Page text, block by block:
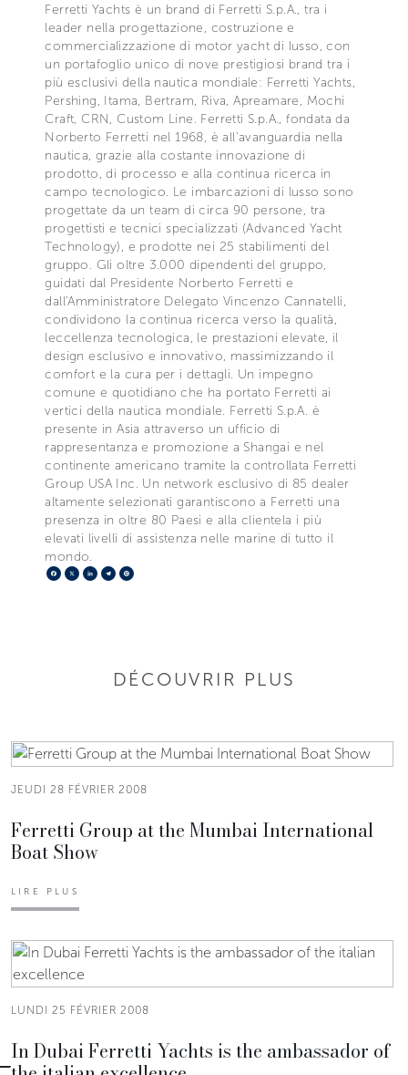
Ferretti Yachts è un brand di Ferretti S.p.A., tra i
leader nella progettazione, costruzione e
commercializzazione di motor yacht di lusso, con
un portafoglio unico di nove prestigiosi brand tra i
più esclusivi della nautica mondiale: Ferretti Yachts,
Pershing, Itama, Bertram, Riva, Apreamare, Mochi
Craft, CRN, Custom Line. Ferretti S.p.A., fondata da
Norberto Ferretti nel 1968, è all'avanguardia nella
nautica, grazie alla costante innovazione di
prodotto, di processo e alla continua ricerca in
campo tecnologico. Le imbarcazioni di lusso sono
progettate da un team di circa 90 persone, tra
progettisti e tecnici specializzati (Advanced Yacht
Technology), e prodotte nei 25 stabilimenti del
gruppo. Gli oltre 3.000 dipendenti del gruppo,
guidati dal Presidente Norberto Ferretti e
dall'Amministratore Delegato Vincenzo Cannatelli,
condividono la continua ricerca verso la qualità,
leccellenza tecnologica, le prestazioni elevate, il
design esclusivo e innovativo, massimizzando il
comfort e la cura per i dettagli. Un impegno
comune e quotidiano che ha portato Ferretti ai
vertici della nautica mondiale. Ferretti S.p.A. è
presente in Asia attraverso un ufficio di
rappresentanza e promozione a Shangai e nel
continente americano tramite la controllata Ferretti
Group USA Inc. Un network esclusivo di 85 dealer
altamente selezionati garantiscono a Ferretti una
presenza in oltre 80 Paesi e alla clientela i più
elevati livelli di assistenza nelle marine di tutto il
mondo.
Facebook
X LinkedIn
Telegram
DÉCOUVRIR PLUS
JEUDI 28 FÉVRIER 2008
Ferretti Group at the Mumbai International
Boat Show
LIRE PLUS
LUNDI 25 FÉVRIER 2008
In Dubai Ferretti Yachts is the ambassador of